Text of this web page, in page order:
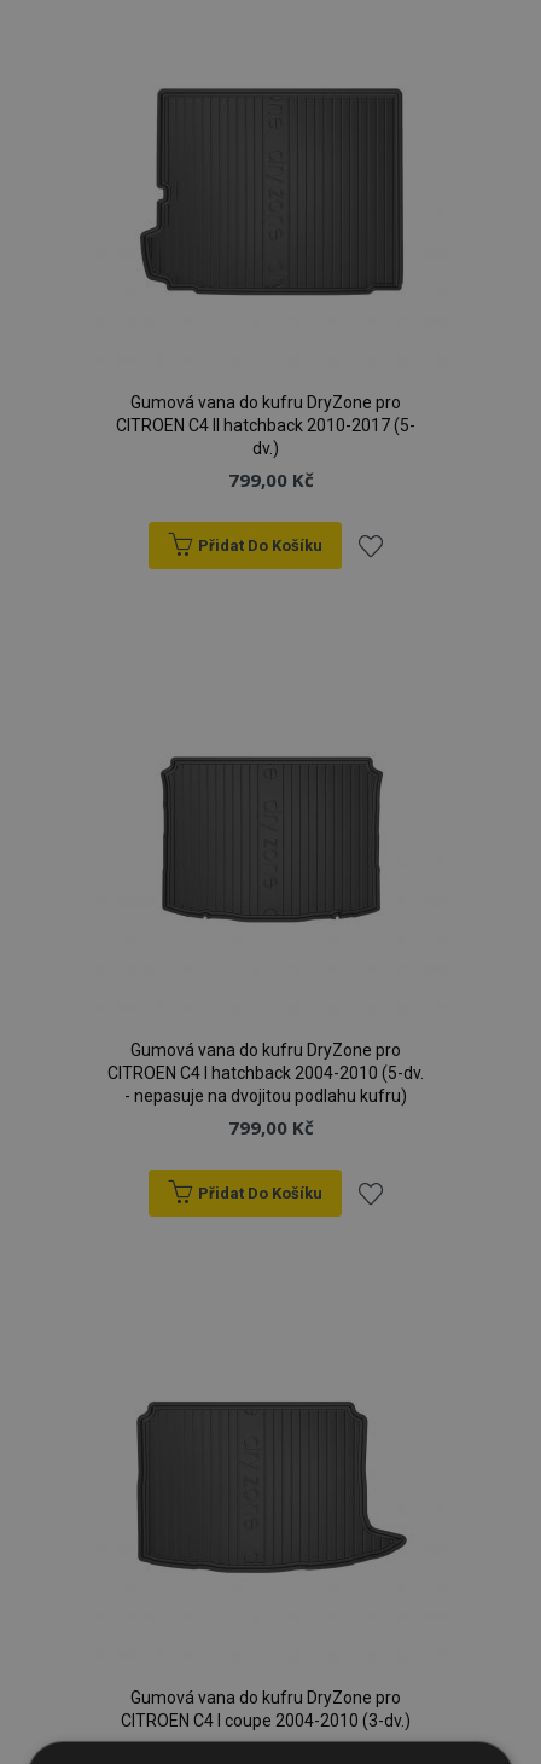
Gumová vana do kufru DryZone pro
CITROEN C4 II hatchback 2010-2017 (5-
dv.)
799,00 Kč
Přidat Do Košíku
Gumová vana do kufru DryZone pro
CITROEN C4 I hatchback 2004-2010 (5-dv.
- nepasuje na dvojitou podlahu kufru)
799,00 Kč
Přidat Do Košíku
Gumová vana do kufru DryZone pro
CITROEN C4 I coupe 2004-2010 (3-dv.)